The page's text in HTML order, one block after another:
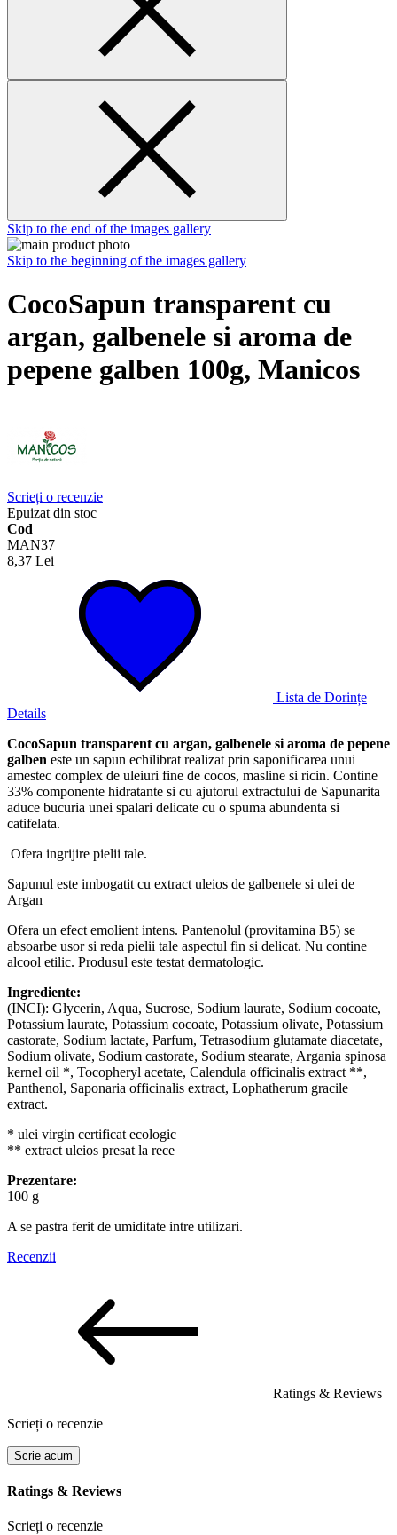
Skip to the end of the images gallery
Skip to the beginning of the images gallery
CocoSapun transparent cu
argan, galbenele si aroma de
pepene galben 100g, Manicos
Scrieți o recenzie
Epuizat din stoc
Cod
MAN37
8,37 Lei
Lista de Dorințe
Details
CocoSapun transparent cu argan, galbenele si aroma de pepene
galben este un sapun echilibrat realizat prin saponificarea unui
amestec complex de uleiuri fine de cocos, masline si ricin. Contine
33% componente hidratante si cu ajutorul extractului de Sapunarita
aduce bucuria unei spalari delicate cu o spuma abundenta si
catifelata.
Ofera ingrijire pielii tale.
Sapunul este imbogatit cu extract uleios de galbenele si ulei de
Argan
Ofera un efect emolient intens. Pantenolul (provitamina B5) se
absoarbe usor si reda pielii tale aspectul fin si delicat. Nu contine
alcool etilic. Produsul este testat dermatologic.
Ingrediente:
(INCI): Glycerin, Aqua, Sucrose, Sodium laurate, Sodium cocoate,
Potassium laurate, Potassium cocoate, Potassium olivate, Potassium
castorate, Sodium lactate, Parfum, Tetrasodium glutamate diacetate,
Sodium olivate, Sodium castorate, Sodium stearate, Argania spinosa
kernel oil *, Tocopheryl acetate, Calendula officinalis extract **,
Panthenol, Saponaria officinalis extract, Lophatherum gracile
extract.
* ulei virgin certificat ecologic
** extract uleios presat la rece
Prezentare:
100 g
A se pastra ferit de umiditate intre utilizari.
Recenzii
Ratings & Reviews
Scrieți o recenzie
Scrie acum
Ratings & Reviews
Scrieți o recenzie